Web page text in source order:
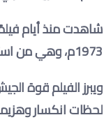
شاهدت منذ أيام
1973م، وهي من استغاثت بالولايات المتحدة الأمريكية، وكانت تصرخ وتقول “إذا تركتمونا سيدمرنا الجيش المصري ويدخل تل أبيب
ويبرز الفيلم قوة
لحظات انكسار